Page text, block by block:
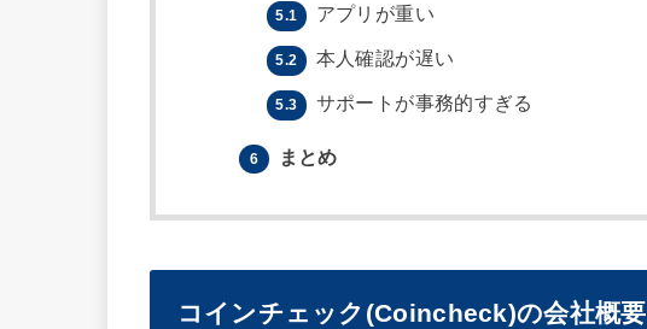
5.1 アプリが重い
5.2 本人確認が遅い
5.3 サポートが事務的すぎる
6 まとめ
コインチェック(Coincheck)の会社概要